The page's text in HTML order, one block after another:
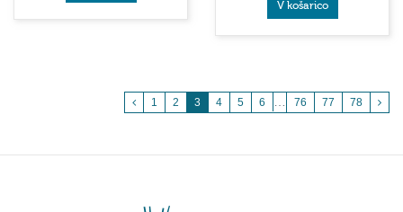
V košarico
1 2 3 4 5 6 … 76 77 78